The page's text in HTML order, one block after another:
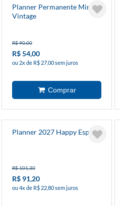
Planner Permanente Minnie
Vintage
R$ 90,00
R$ 54,00
ou 2x de R$ 27,00 sem juros
Planner 2027 Happy Espiral
R$ 101,30
R$ 91,20
ou 4x de R$ 22,80 sem juros